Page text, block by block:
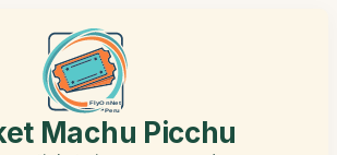
Machu Picchu